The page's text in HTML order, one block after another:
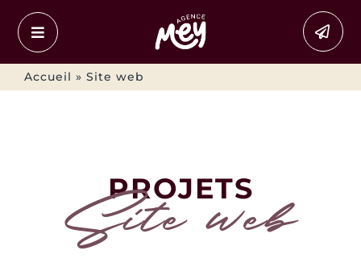
Passer
contenu
Accueil » Site web
PROJETS
Site web